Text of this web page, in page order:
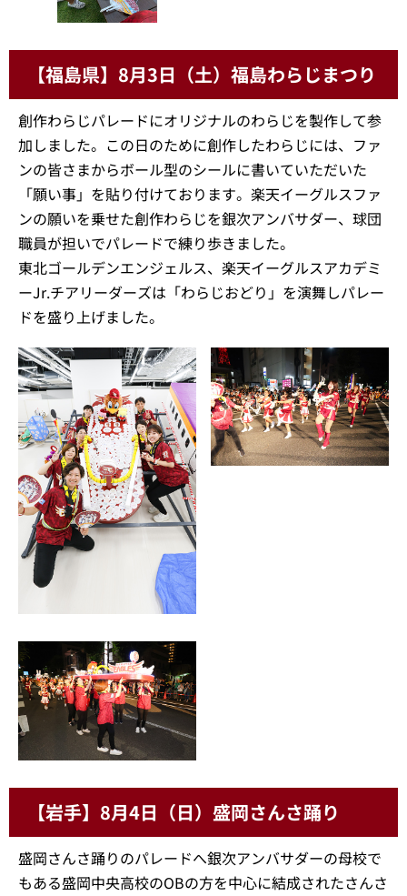
【福島県】8月3日（土）福島わらじまつり
創作わらじパレードにオリジナルのわらじを製作して参
加しました。この日のために創作したわらじには、ファ
ンの皆さまからボール型のシールに書いていただいた
「願い事」を貼り付けております。楽天イーグルスファ
ンの願いを乗せた創作わらじを銀次アンバサダー、球団
職員が担いでパレードで練り歩きました。
東北ゴールデンエンジェルス、楽天イーグルスアカデミ
ーJr.チアリーダーズは「わらじおどり」を演舞しパレー
ドを盛り上げました。
【岩手】8月4日（日）盛岡さんさ踊り
盛岡さんさ踊りのパレードへ銀次アンバサダーの母校で
もある盛岡中央高校のOBの方を中心に結成されたさんさ